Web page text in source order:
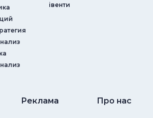
iвенти
Реклама Про нас